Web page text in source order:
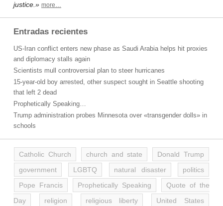
justice.» more…
Entradas recientes
US-Iran conflict enters new phase as Saudi Arabia helps hit proxies
and diplomacy stalls again
Scientists mull controversial plan to steer hurricanes
15-year-old boy arrested, other suspect sought in Seattle shooting
that left 2 dead
Prophetically Speaking…
Trump administration probes Minnesota over «transgender dolls» in
schools
Catholic Church church and state
Donald Trump
government
LGBTQ natural disaster
politics
Pope Francis
Prophetically Speaking
Quote of the
Day
religion religious liberty
United States